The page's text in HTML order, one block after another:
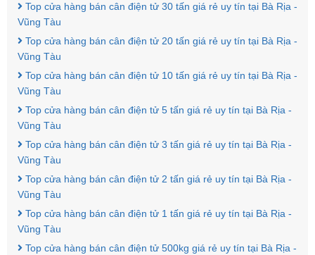
Top cửa hàng bán cân điện tử 30 tấn giá rẻ uy tín tại Bà Rịa -
Vũng Tàu
Top cửa hàng bán cân điện tử 20 tấn giá rẻ uy tín tại Bà Rịa -
Vũng Tàu
Top cửa hàng bán cân điện tử 10 tấn giá rẻ uy tín tại Bà Rịa -
Vũng Tàu
Top cửa hàng bán cân điện tử 5 tấn giá rẻ uy tín tại Bà Rịa -
Vũng Tàu
Top cửa hàng bán cân điện tử 3 tấn giá rẻ uy tín tại Bà Rịa -
Vũng Tàu
Top cửa hàng bán cân điện tử 2 tấn giá rẻ uy tín tại Bà Rịa -
Vũng Tàu
Top cửa hàng bán cân điện tử 1 tấn giá rẻ uy tín tại Bà Rịa -
Vũng Tàu
Top cửa hàng bán cân điện tử 500kg giá rẻ uy tín tại Bà Rịa -